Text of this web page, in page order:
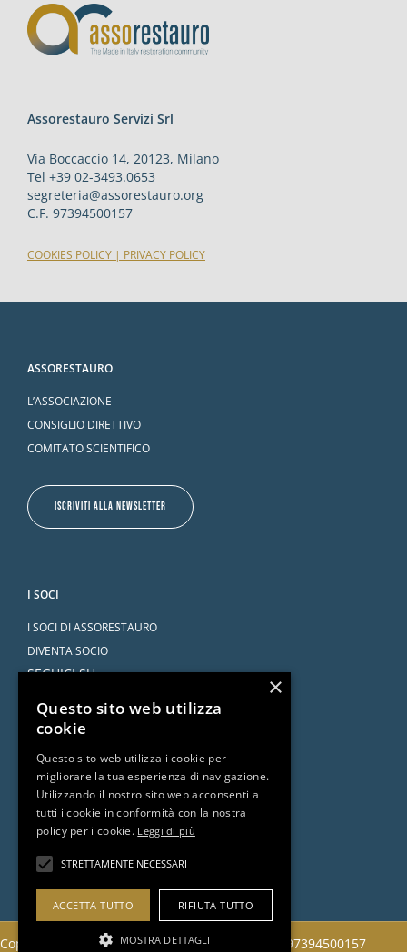
Assorestauro Servizi Srl
Via Boccaccio 14, 20123, Milano
Tel +39 02-3493.0653
segreteria@assorestauro.org
C.F. 97394500157
COOKIES POLICY | PRIVACY POLICY
ASSORESTAURO
L’ASSOCIAZIONE
CONSIGLIO DIRETTIVO
COMITATO SCIENTIFICO
ISCRIVITI ALLA NEWSLETTER
I SOCI
I SOCI DI ASSORESTAURO
DIVENTA SOCIO
SEGUICI SU
SERVIZI
CONVENZIONI
L’AVVOCATO RISPONDE
DOCUMENTI E RISORSE
Copyright 2022 © Assorestauro Servizi Srl | CF 97394500157
×
Questo sito web utilizza
cookie
Questo sito web utilizza i cookie per
migliorare la tua esperienza di navigazione.
Utilizzando il nostro sito web acconsenti a
tutti i cookie in conformità con la nostra
policy per i cookie. Leggi di più
STRETTAMENTE NECESSARI
ACCETTA TUTTO RIFIUTA TUTTO
MOSTRA DETTAGLI